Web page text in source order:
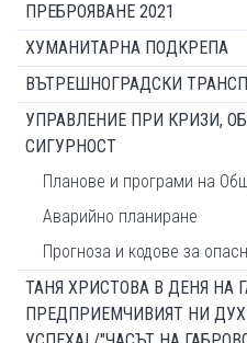
ПРЕБРОЯВАНЕ 2021
ХУМАНИТАРНА ПОДКРЕПА
ВЪТРЕШНОГРАДСКИ
УПРАВЛЕНИЕ ПРИ КРИЗИ,
СИГУРНОСТ
Планове и програми на
Аварийно планиране
Прогноза и кодове за
ТАНЯ ХРИСТОВА В ДЕНЯ НА
ПРЕДПРИЕМЧИВИЯТ НИ